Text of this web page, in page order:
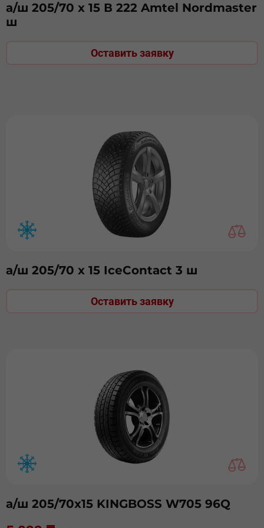
а/ш 205/70 х 15 В 222 Amtel Nordmaster
ш
Оставить заявку
а/ш 205/70 х 15 IceContact 3 ш
Оставить заявку
а/ш 205/70х15 KINGBOSS W705 96Q